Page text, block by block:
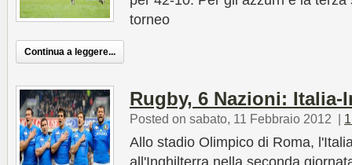
torneo
Continua a leggere...
Rugby, 6 Nazioni: Italia-
Posted on sabato, 11 Febbraio 2012 |
Allo stadio Olimpico di Roma,
all'Inghilterra nella seconda